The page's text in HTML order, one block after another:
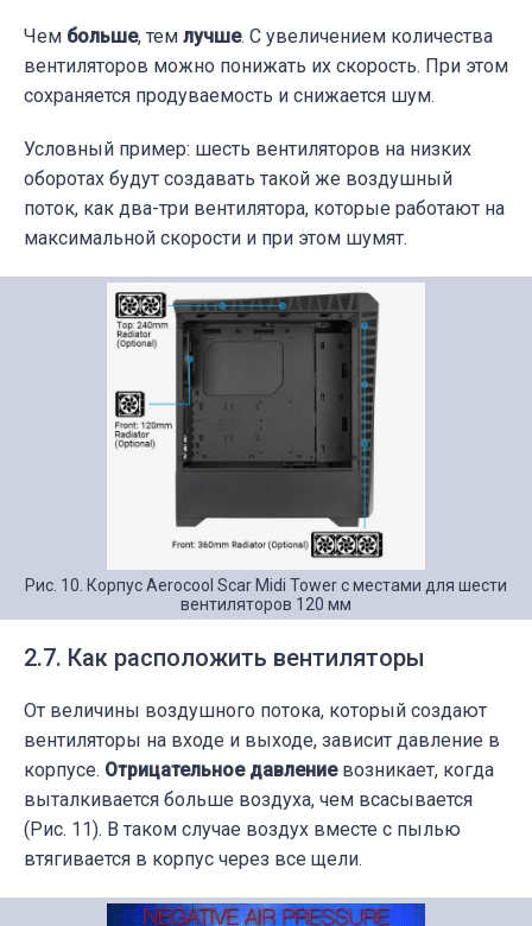
Чем больше, тем лучше. С увеличением количества
вентиляторов можно понижать их скорость. При этом
сохраняется продуваемость и снижается шум.
Условный пример: шесть вентиляторов на низких
оборотах будут создавать такой же воздушный
поток, как два-три вентилятора, которые работают на
максимальной скорости и при этом шумят.
Рис. 10. Корпус Aerocool Scar Midi Tower с местами для шести
вентиляторов 120 мм
2.7. Как расположить вентиляторы
От величины воздушного потока, который создают
вентиляторы на входе и выходе, зависит давление в
корпусе. Отрицательное давлениевозникает, когда
выталкивается больше воздуха, чем всасывается
(Рис. 11). В таком случае воздух вместе с пылью
втягивается в корпус через все щели.